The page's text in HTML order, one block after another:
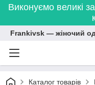
Виконуємо великі
Frankivsk — жіночий
Каталог товарів